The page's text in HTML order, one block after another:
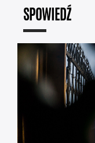
SPOWIEDŹ